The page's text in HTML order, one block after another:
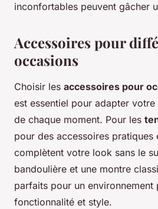
inconfortables peuvent gâcher
Accessoires pour
occasions
Choisir les accessoires pour
est essentiel pour adapter
de chaque moment. Pour les
pour des accessoires pratiques
complètent votre look sans le
bandoulière et une montre
parfaits pour un environnement
fonctionnalité et style.